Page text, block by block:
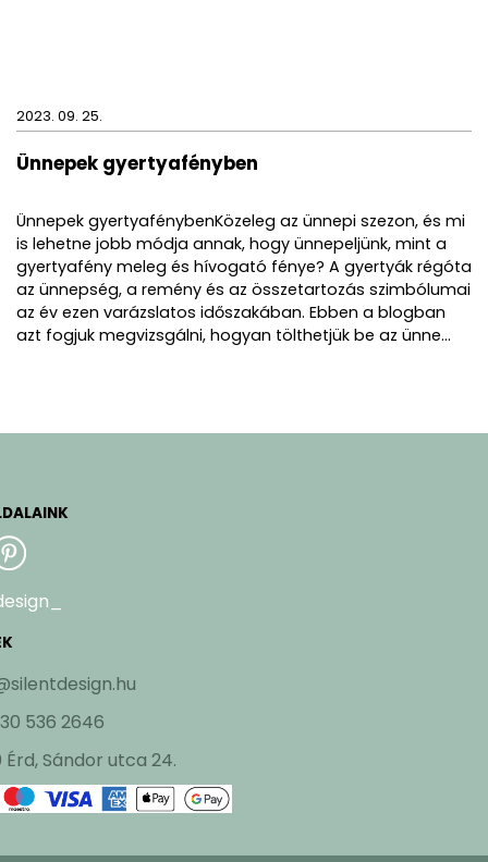
2023. 09. 25.
Ünnepek gyertyafényben
Ünnepek gyertyafénybenKözeleg az ünnepi szezon, és mi
is lehetne jobb módja annak, hogy ünnepeljünk, mint a
gyertyafény meleg és hívogató fénye? A gyertyák régóta
az ünnepség, a remény és az összetartozás szimbólumai
az év ezen varázslatos időszakában. Ebben a blogban
azt fogjuk megvizsgálni, hogyan tölthetjük be az ünne...
536 2646
Érd, Sándor utca 24.